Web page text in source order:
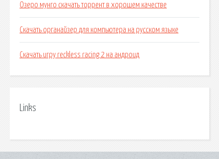
Озеро мунго скачать торрент в хорошем качестве
Скачать органайзер для компьютера на русском языке
Скачать игру reckless racing 2 на андроид
Links